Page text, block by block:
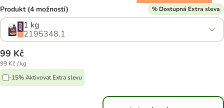
Produkt (4 možností) % Dostupná Extra sleva
1 kg
2195348.1
99 Kč
99 Kč / kg
-15% Aktivovat Extra slevu